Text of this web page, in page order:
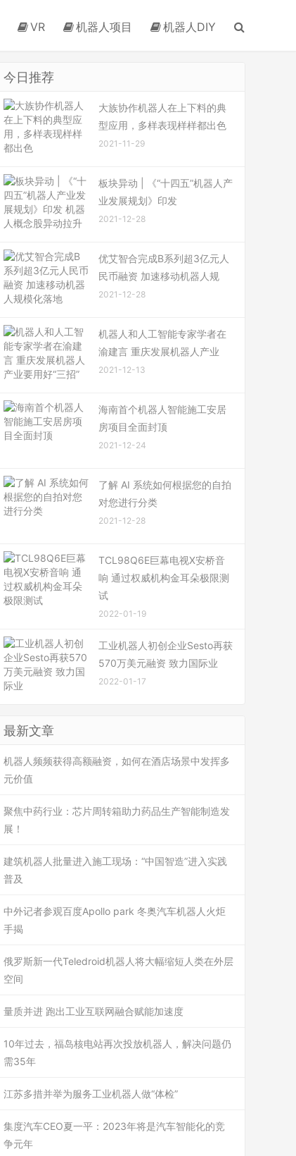
VR 机器人项目 机器人DIY
今日推荐
大族协作机器人在上下料的典
型应用，多样表现样样都出色
2021-11-29
板块异动 | 《“十四五”机器人产
业发展规划》印发
2021-12-28
优艾智合完成B系列超3亿元人
民币融资 加速移动机器人规
2021-12-28
机器人和人工智能专家学者在
渝建言 重庆发展机器人产业
2021-12-13
海南首个机器人智能施工安居
房项目全面封顶
2021-12-24
了解 AI 系统如何根据您的自拍
对您进行分类
2021-12-28
TCL98Q6E巨幕电视X安桥音
响 通过权威机构金耳朵极限测
试
2022-01-19
工业机器人初创企业Sesto再获
570万美元融资 致力国际业
2022-01-17
最新文章
机器人频频获得高额融资，如何在酒店场景中发挥多
元价值
聚焦中药行业：芯片周转箱助力药品生产智能制造发
展！
建筑机器人批量进入施工现场：“中国智造”进入实践
普及
中外记者参观百度Apollo park 冬奥汽车机器人火炬
手揭
俄罗斯新一代Teledroid机器人将大幅缩短人类在外层
空间
量质并进 跑出工业互联网融合赋能加速度
10年过去，福岛核电站再次投放机器人，解决问题仍
需35年
江苏多措并举为服务工业机器人做“体检”
集度汽车CEO夏一平：2023年将是汽车智能化的竞
争元年